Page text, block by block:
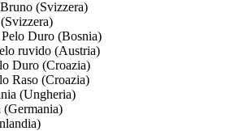
(Svizzera)
Duro (Bosnia)
ruvido (Austria)
Duro (Croazia)
Raso (Croazia)
(Ungheria)
(Germania)